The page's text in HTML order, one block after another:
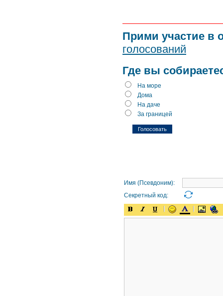
Прими участие в
голосований
Где вы
На море
Дома
На даче
За границей
Имя (Псевдоним):
Секретный код: